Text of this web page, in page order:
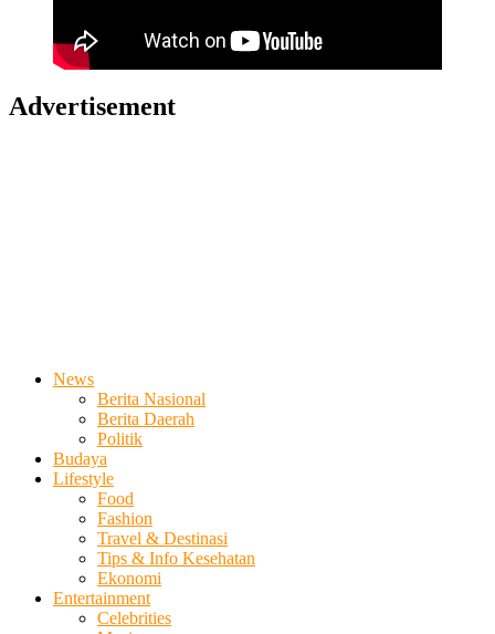
Advertisement
News
Berita Nasional
Berita Daerah
Politik
Budaya
Lifestyle
Food
Fashion
Travel & Destinasi
Tips & Info Kesehatan
Ekonomi
Entertainment
Celebrities